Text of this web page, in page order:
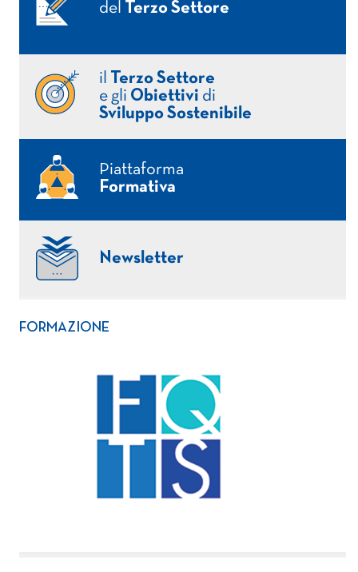
del
Terzo Settore
il
Terzo Settore
e gli Obiettivi di
Sviluppo Sostenibile
Piattaforma
Formativa
Newsletter
FORMAZIONE